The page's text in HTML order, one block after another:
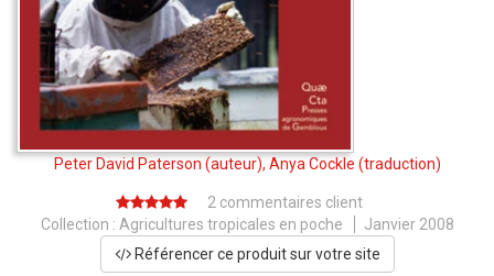
Peter David Paterson (auteur), Anya Cockle (traduction)
2 commentaires client
Collection : Agricultures tropicales en poche
Janvier 2008
Référencer ce produit sur votre site